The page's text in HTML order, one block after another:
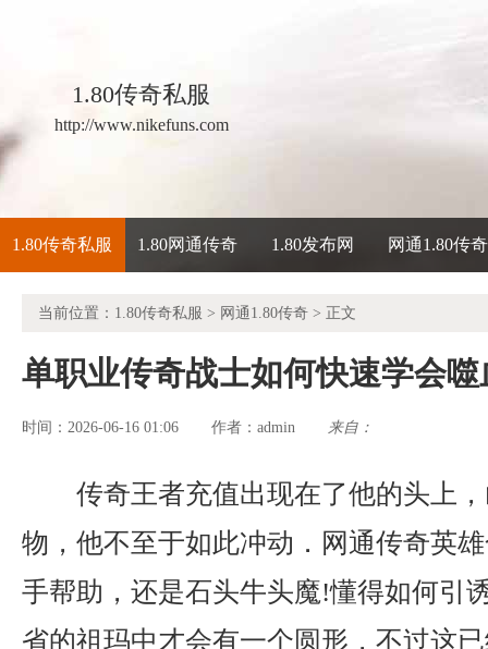
1.80传奇私服
http://www.nikefuns.com
1.80传奇私服 1.80网通传奇 1.80发布网 网通1.80传奇
当前位置： 1.80传奇私服 > 网通1.80传奇 > 正文
单职业传奇战士如何快速学会噬
时间：2026-06-16 01:06 作者： admin 来自：
传奇王者充值出现在了他的头上
物，他不至于如此冲动．网通传奇英
手帮助，还是石头牛头魔!懂得如何引
省的祖玛中才会有一个圆形，不过这